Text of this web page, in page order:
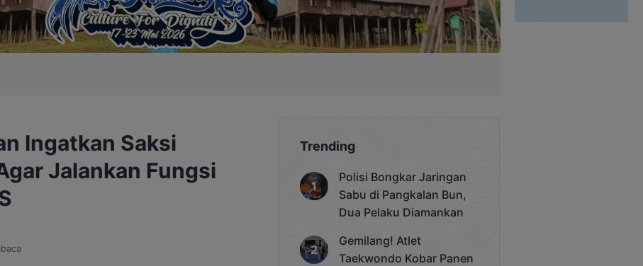
Ingatkan Saksi
Jalankan Fungsi
Trending
Polisi Bongkar Jaringan
Sabu di Pangkalan Bun,
Dua Pelaku Diamankan
Gemilang! Atlet
Taekwondo Kobar Panen